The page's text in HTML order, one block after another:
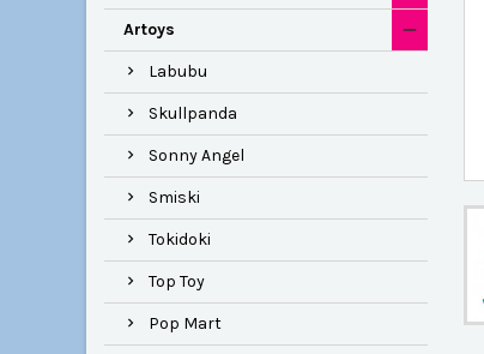
Artoys
Labubu
Skullpanda
Sonny Angel
Smiski
Tokidoki
Top Toy
Pop Mart